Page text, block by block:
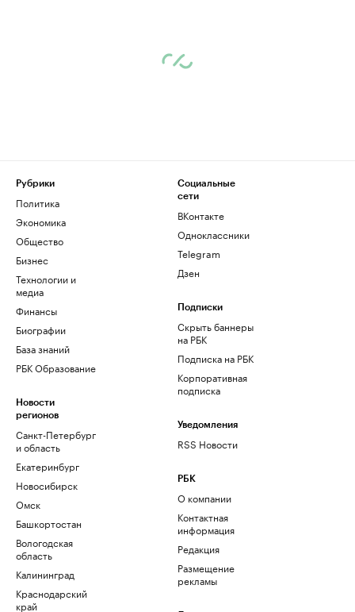
Рубрики
Политика
Экономика
Общество
Бизнес
Технологии и
медиа
Финансы
Биографии
База знаний
РБК Образование
Новости
регионов
Санкт-Петербург
и область
Екатеринбург
Новосибирск
Омск
Башкортостан
Вологодская
область
Калининград
Краснодарский
край
Социальные
сети
ВКонтакте
Одноклассники
Telegram
Дзен
Подписки
Скрыть баннеры
на РБК
Подписка на РБК
Корпоративная
подписка
Уведомления
RSS Новости
РБК
О компании
Контактная
информация
Редакция
Размещение
рекламы